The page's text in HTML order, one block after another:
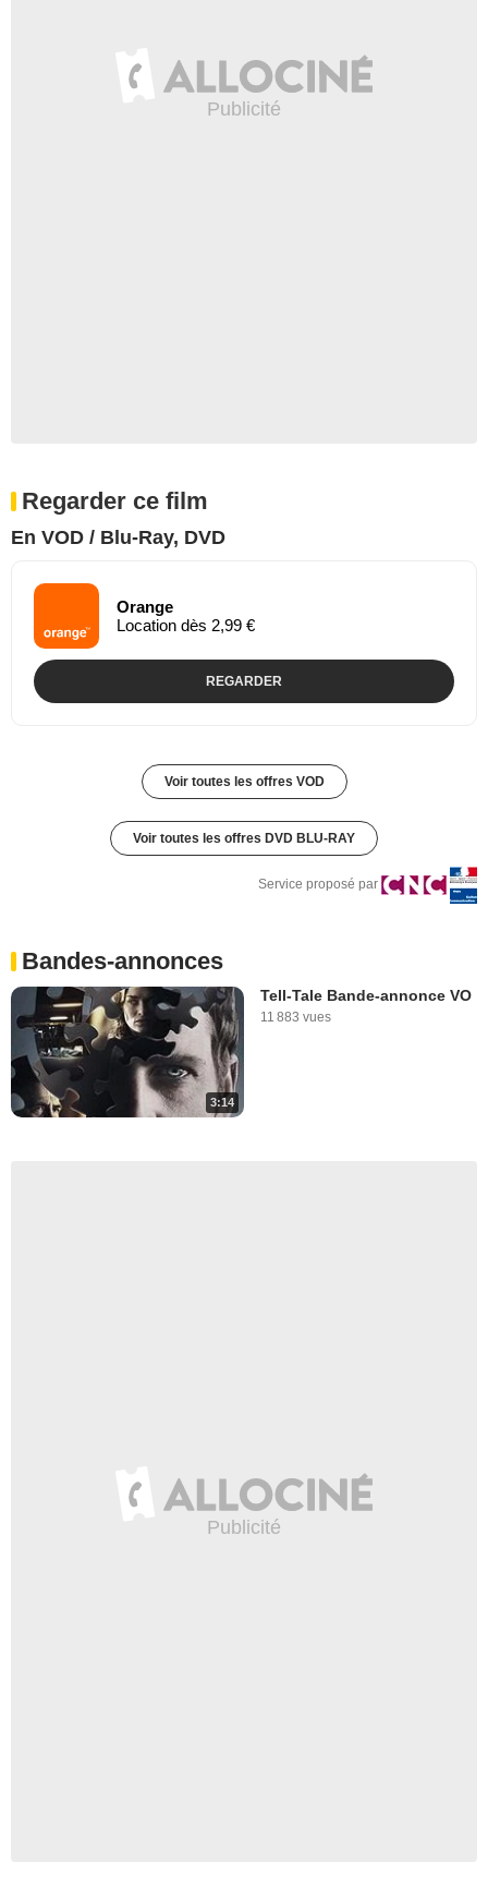
Regarder ce film
En VOD / Blu-Ray, DVD
Orange
Location dès 2,99 €
REGARDER
Voir toutes les offres VOD
Voir toutes les offres DVD BLU-RAY
Service proposé par
Bandes-annonces
3:14
Tell-Tale Bande-annonce VO
11 883 vues